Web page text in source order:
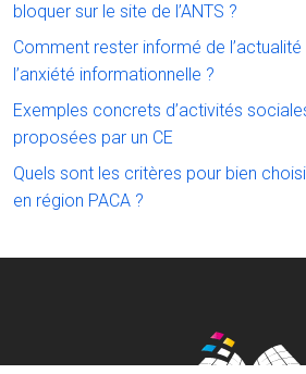
bloquer sur le site de l’ANTS ?
Comment rester informé de
l’anxiété informationnelle ?
Exemples concrets d’activités
proposées par un CE
Quels sont les critères pour bien
en région PACA ?